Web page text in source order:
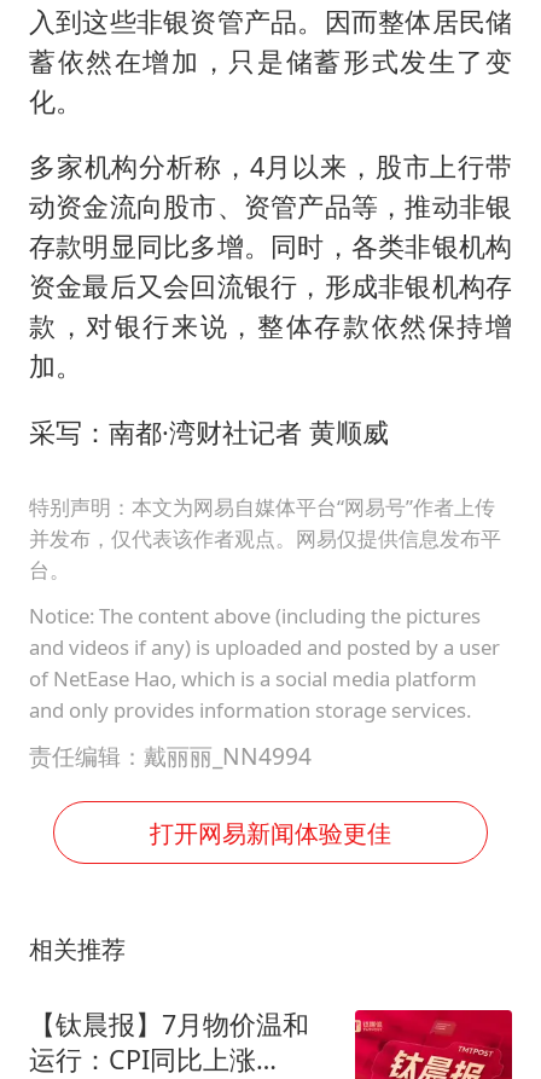
入到这些非银资管产品。因而整体居民储
蓄依然在增加，只是储蓄形式发生了变
化。
多家机构分析称，4月以来，股市上行带
动资金流向股市、资管产品等，推动非银
存款明显同比多增。同时，各类非银机构
资金最后又会回流银行，形成非银机构存
款，对银行来说，整体存款依然保持增
加。
采写：南都·湾财社记者 黄顺威
特别声明：本文为网易自媒体平台“网易号”作者上传
并发布，仅代表该作者观点。网易仅提供信息发布平
台。
Notice: The content above (including the pictures
and videos if any) is uploaded and posted by a user
of NetEase Hao, which is a social media platform
and only provides information storage services.
责任编辑：戴丽丽_NN4994
打开网易新闻体验更佳
相关推荐
【钛晨报】7月物价温和
运行：CPI同比上涨